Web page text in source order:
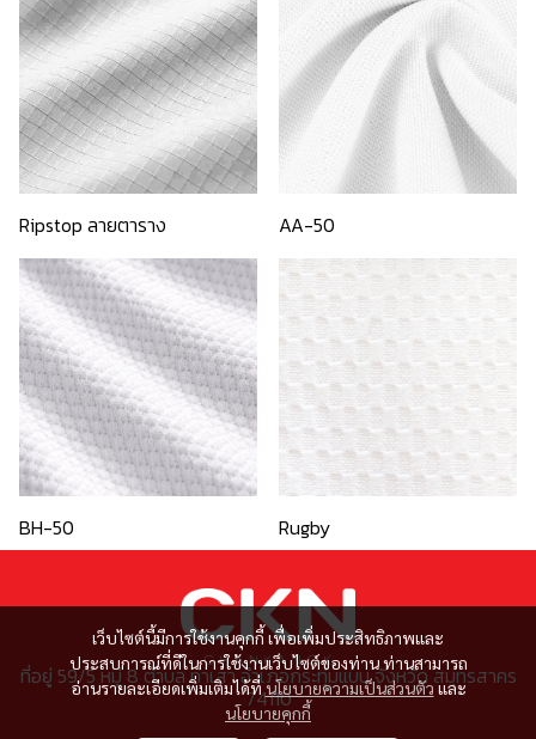
Ripstop ลายตาราง AA-50
BH-50 Rugby
เว็บไซต์นี้มีการใช้งานคุกกี้ เพื่อเพิ่มประสิทธิภาพและ
ประสบการณ์ที่ดีในการใช้งานเว็บไซต์ของท่าน ท่านสามารถ
อ่านรายละเอียดเพิ่มเติมได้ที่นโยบายความเป็นส่วนตัวและ
นโยบายคุกกี้
ที่อยู่ 59/5 หมู่ 8 ตำบล ท่าเสา อำเภอกระทุ่มแบน จังหวัด สมุทรสาคร
74110